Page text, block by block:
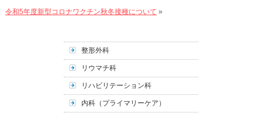
令和5年度新型コロナワクチン秋冬接種について »
整形外科
リウマチ科
リハビリテーション科
内科（プライマリーケア）